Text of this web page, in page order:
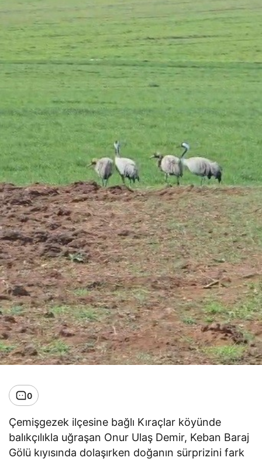
0
Çemişgezek ilçesine bağlı Kıraçlar köyünde
balıkçılıkla uğraşan Onur Ulaş Demir, Keban Baraj
Gölü kıyısında dolaşırken doğanın sürprizini fark